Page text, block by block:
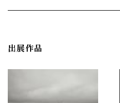
出展作品